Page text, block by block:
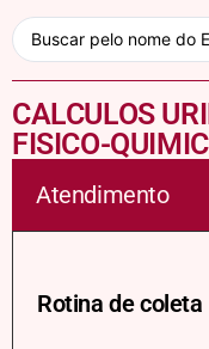
CALCULOS
FISICO-
Atendimento
Rotina de coleta